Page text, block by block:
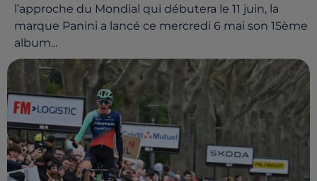
l’approche du Mondial qui débutera le 11 juin, la
marque Panini a lancé ce mercredi 6 mai son 15ème
album...